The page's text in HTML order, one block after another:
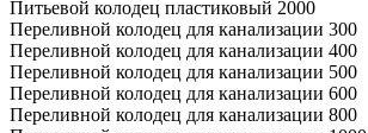
Питьевой колодец пластиковый 2000
Переливной колодец для канализации 300
Переливной колодец для канализации 400
Переливной колодец для канализации 500
Переливной колодец для канализации 600
Переливной колодец для канализации 800